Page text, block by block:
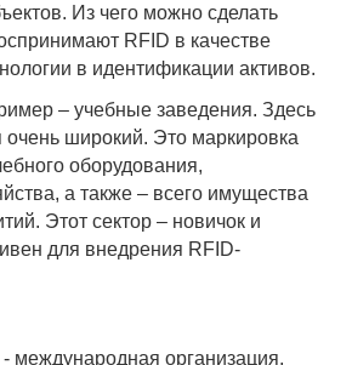
Из чего можно сделать
RFID в качестве
в идентификации активов.
– учебные заведения. Здесь
очень широкий. Это маркировка
оборудования,
а также – всего имущества
Этот сектор – новичок и
для внедрения RFID-
международная организация,